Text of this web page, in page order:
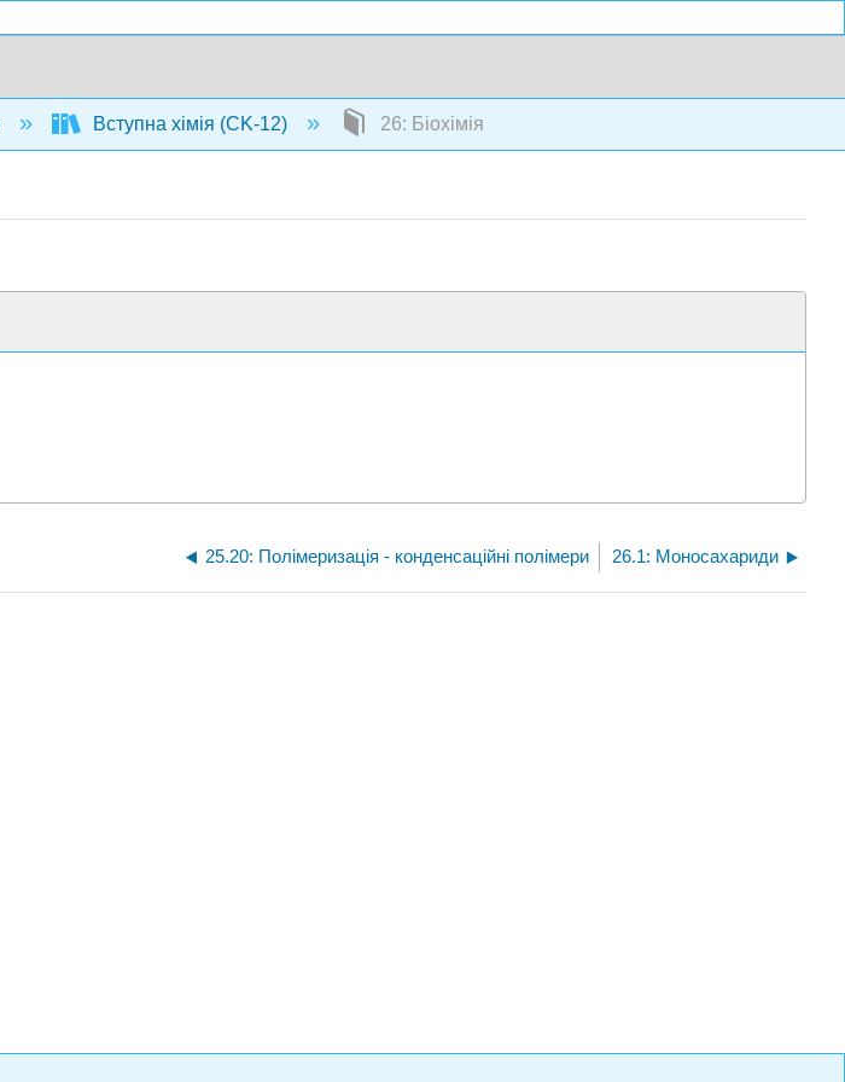
Вступна хімія (CK-12) 26: Біохімія
25.20: Полімеризація - конденсаційні полімери 26.1: Моносахариди